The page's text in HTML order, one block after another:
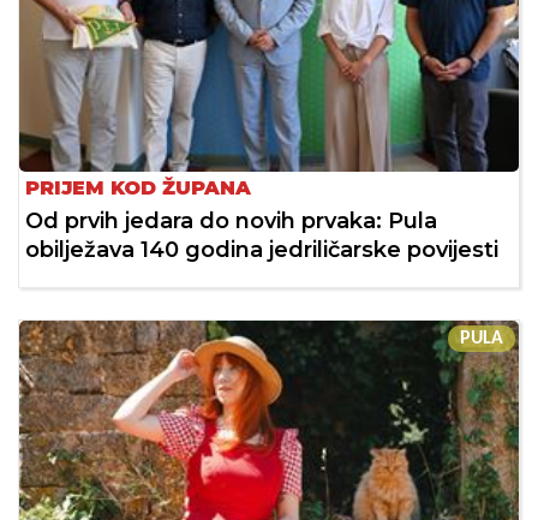
PRIJEM KOD ŽUPANA
Od prvih jedara do novih prvaka: Pula
obilježava 140 godina jedriličarske povijesti
PULA